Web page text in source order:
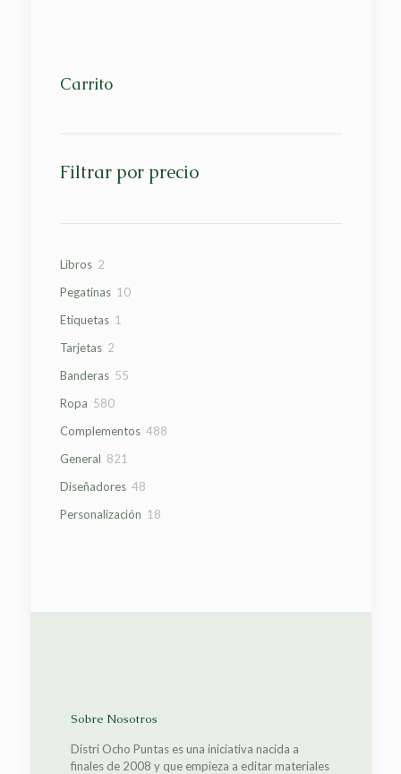
Carrito
Filtrar por precio
Libros 22
Pegatinas 1010
Etiquetas 1
Tarjetas 22
Banderas 5555
Ropa 580580
Complementos 488488
General 821
Diseñadores 4848
Personalización 1818
Sobre Nosotros
Distri Ocho Puntas es una iniciativa nacida a
finales de 2008 y que empieza a editar materiales